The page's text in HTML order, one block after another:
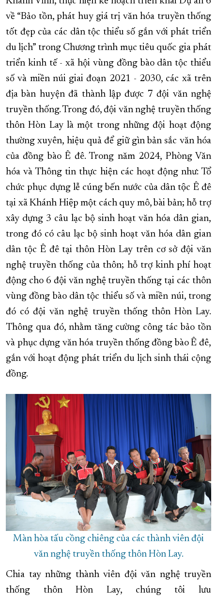
về “Bảo tồn, phát huy giá trị văn hóa truyền thống
tốt đẹp của các dân tộc thiểu số gắn với phát triển
du lịch” trong Chương trình mục tiêu quốc gia phát
triển kinh tế - xã hội vùng đồng bào dân tộc thiểu
số và miền núi giai đoạn 2021 - 2030, các xã trên
địa bàn huyện đã thành lập được 7 đội văn nghệ
truyền thống. Trong đó, đội văn nghệ truyền thống
thôn Hòn Lay là một trong những đội hoạt động
thường xuyên, hiệu quả để giữ gìn bản sắc văn hóa
của đồng bào Ê đê. Trong năm 2024, Phòng Văn
hóa và Thông tin thực hiện các hoạt động như: Tổ
chức phục dựng lễ cúng bến nước của dân tộc Ê đê
tại xã Khánh Hiệp một cách quy mô, bài bản; hỗ trợ
xây dựng 3 câu lạc bộ sinh hoạt văn hóa dân gian,
trong đó có câu lạc bộ sinh hoạt văn hóa dân gian
dân tộc Ê đê tại thôn Hòn Lay trên cơ sở đội văn
nghệ truyền thống của thôn; hỗ trợ kinh phí hoạt
động cho 6 đội văn nghệ truyền thống tại các thôn
vùng đồng bào dân tộc thiểu số và miền núi, trong
đó có đội văn nghệ truyền thống thôn Hòn Lay.
Thông qua đó, nhằm tăng cường công tác bảo tồn
và phục dựng văn hóa truyền thống đồng bào Ê đê,
gắn với hoạt động phát triển du lịch sinh thái cộng
đồng.
Màn hòa tấu cồng chiêng của các thành viên đội
văn nghệ truyền thống thôn Hòn Lay.
Chia tay những thành viên đội văn nghệ truyền
thống thôn Hòn Lay, chúng tôi lưu